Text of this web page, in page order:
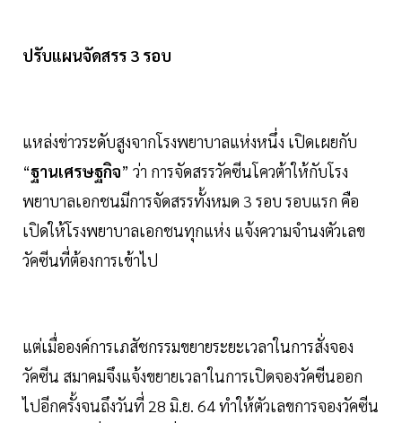
ปรับแผนจัดสรร 3 รอบ
แหล่งข่าวระดับสูงจากโรงพยาบาลแห่งหนึ่ง เปิดเผยกับ
“ฐานเศรษฐกิจ” ว่า การจัดสรรวัคซีนโควต้าให้กับโรง
พยาบาลเอกชนมีการจัดสรรทั้งหมด 3 รอบ รอบแรก คือ
เปิดให้โรงพยาบาลเอกชนทุกแห่ง แจ้งความจำนงตัวเลข
วัคซีนที่ต้องการเข้าไป
แต่เมื่อองค์การเภสัชกรรมขยายระยะเวลาในการสั่งจอง
วัคซีน สมาคมจึงแจ้งขยายเวลาในการเปิดจองวัคซีนออก
ไปอีกครั้งจนถึงวันที่ 28 มิ.ย. 64 ทำให้ตัวเลขการจองวัคซีน